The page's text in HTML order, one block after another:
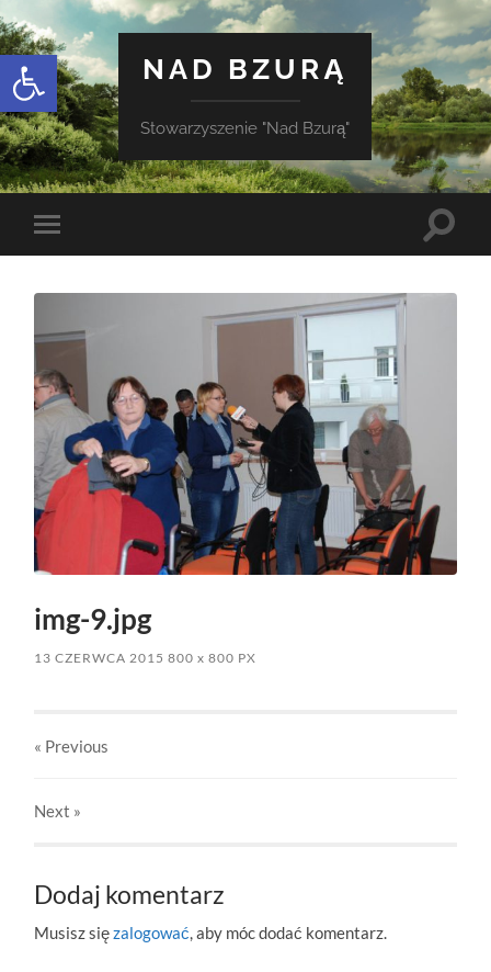
Otwórz pasek narzędzi
NAD BZURĄ
Stowarzyszenie "Nad Bzurą"
Toggle
mobile
Toggle
img-9.jpg
13 CZERWCA 2015 800x 800 PX
« Previous
Next »
Dodaj komentarz
Musisz sięzalogować, aby móc dodać komentarz.